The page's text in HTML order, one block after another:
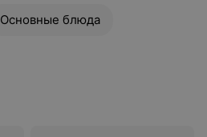
Основные блюда